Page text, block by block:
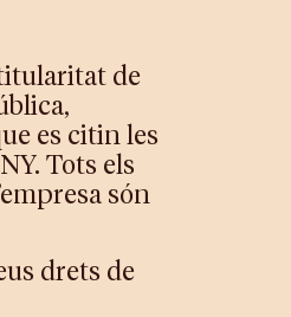
de
es citin les
Tots els
són
drets de